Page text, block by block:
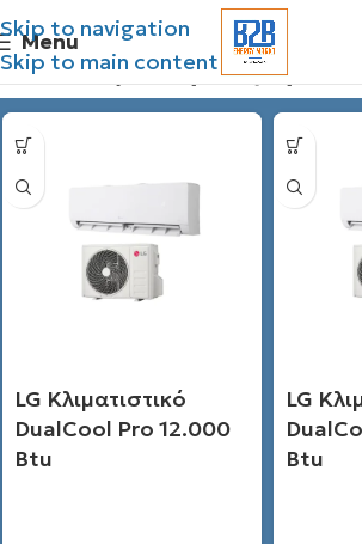
Skip to navigation
Skip to main content
Menu
Διάθεσιμες προσφορές
LG Κλιματιστικό
DualCool Pro 12.000
Btu
LG
Btu